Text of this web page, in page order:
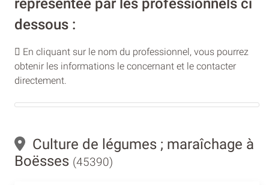
représentée par les professionnels ci
dessous :
En cliquant sur le nom du professionnel, vous pourrez
obtenir les informations le concernant et le contacter
directement.
Culture de légumes ; maraîchage à
Boësses (45390)